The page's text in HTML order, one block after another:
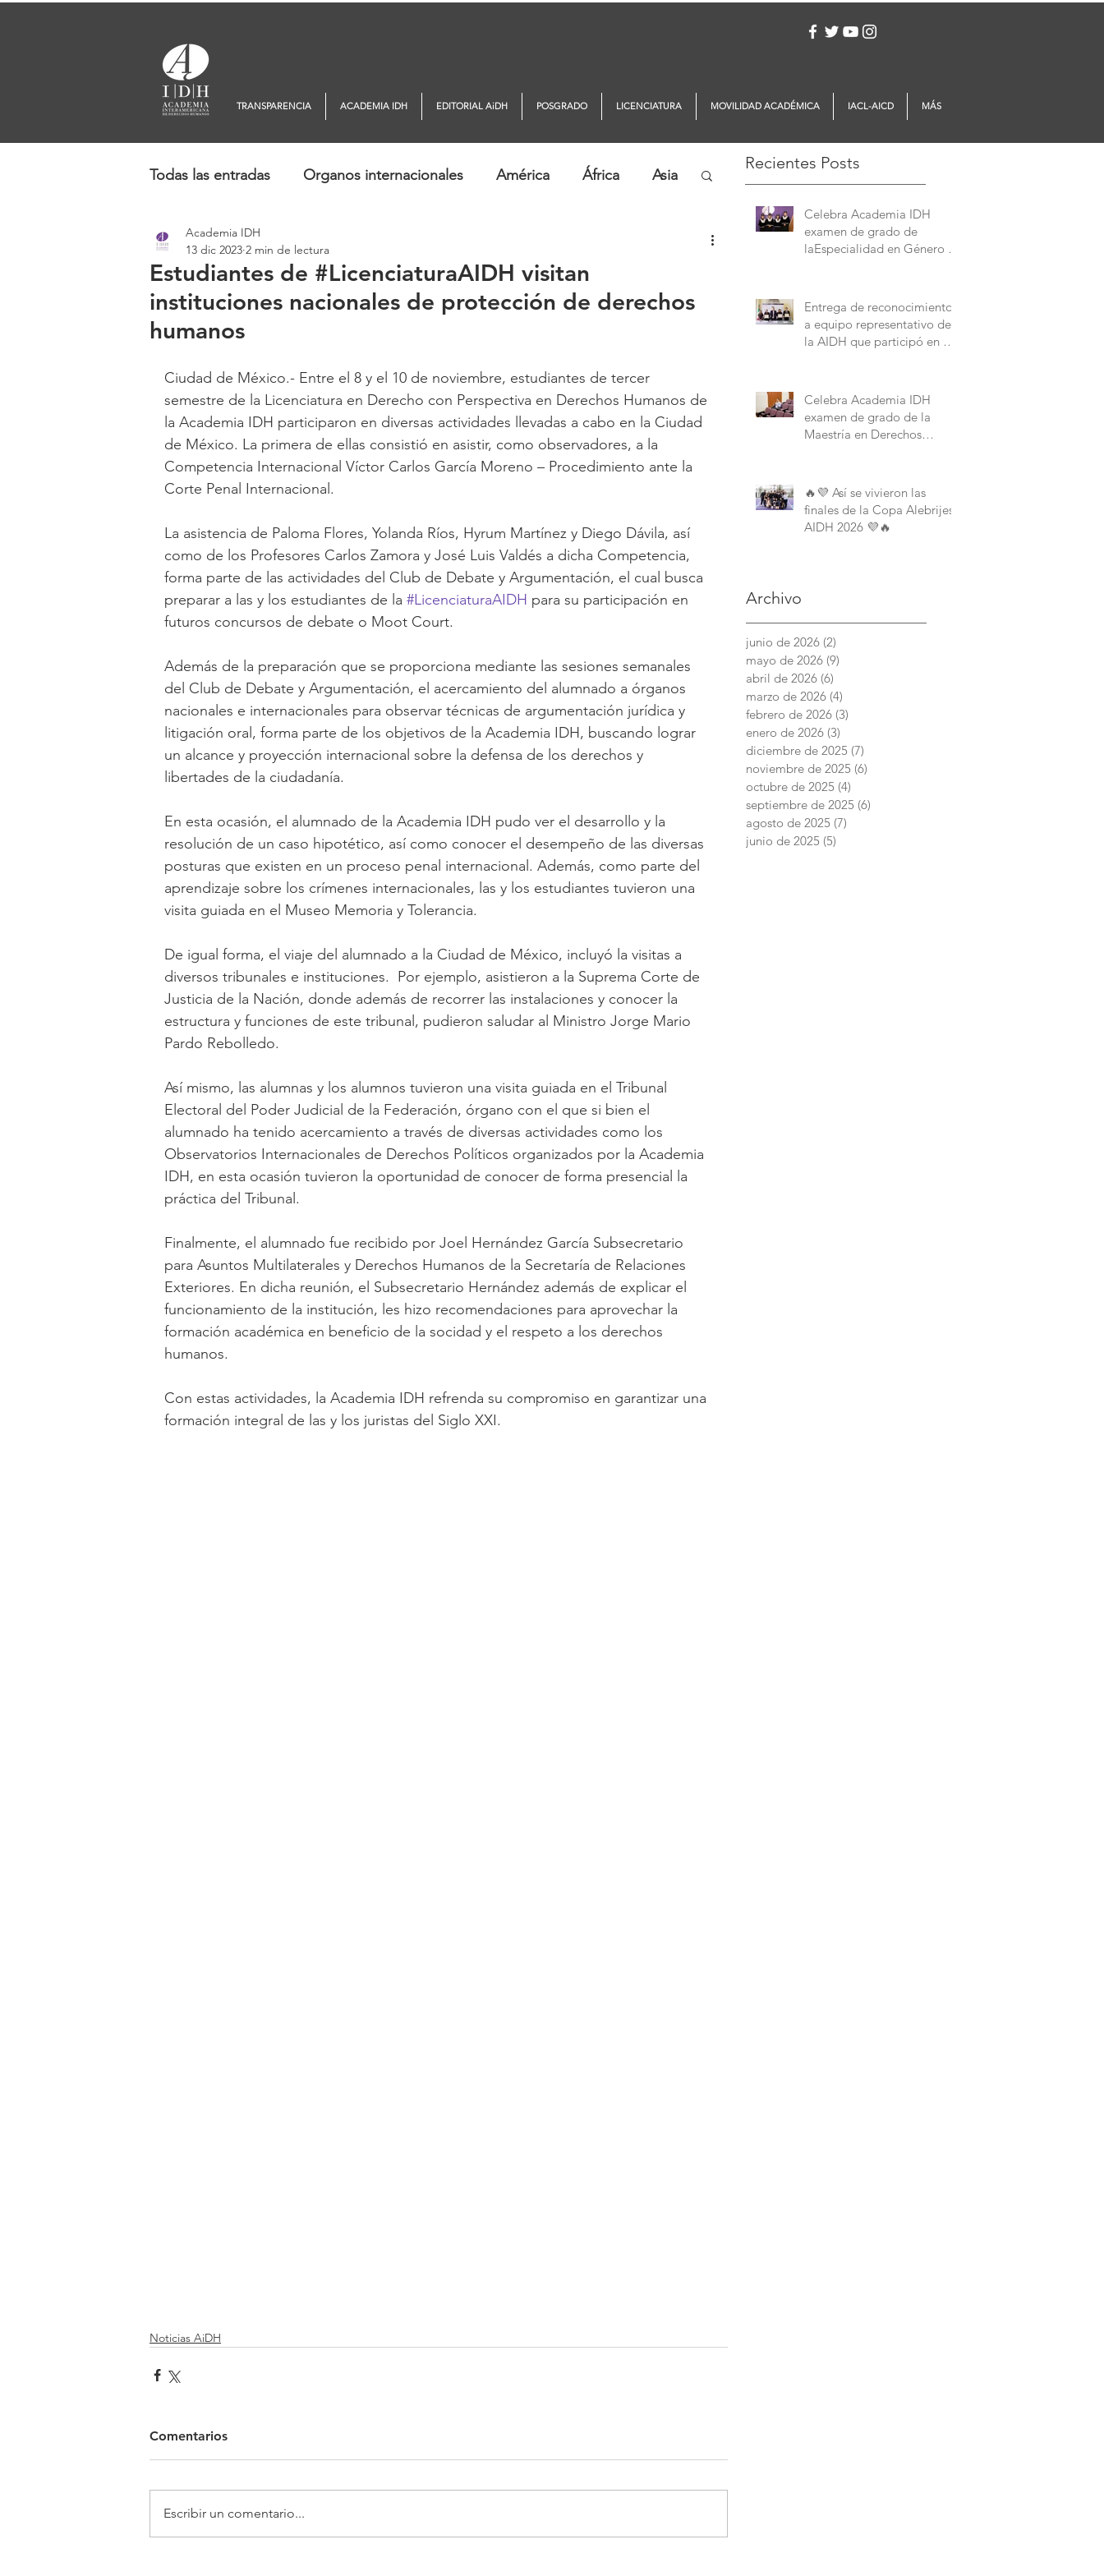
Todas las entradas Organos internacionales América África Asia
Europa Oceanía
Estudiantes de #LicenciaturaAIDH visitan
instituciones nacionales de protección de derechos
humanos
Academia IDH
13 dic 2023 2 min de lectura
Ciudad de México.- Entre el 8 y el 10 de noviembre, estudiantes de tercer
semestre de la Licenciatura en Derecho con Perspectiva en Derechos Humanos de
la Academia IDH participaron en diversas actividades llevadas a cabo en la Ciudad
de México. La primera de ellas consistió en asistir, como observadores, a la
Competencia Internacional Víctor Carlos García Moreno – Procedimiento ante la
Corte Penal Internacional.
La asistencia de Paloma Flores, Yolanda Ríos, Hyrum Martínez y Diego Dávila, así
como de los Profesores Carlos Zamora y José Luis Valdés a dicha Competencia,
forma parte de las actividades del Club de Debate y Argumentación, el cual busca
preparar a las y los estudiantes de la #LicenciaturaAIDH para su participación en
futuros concursos de debate o Moot Court.
Además de la preparación que se proporciona mediante las sesiones semanales
del Club de Debate y Argumentación, el acercamiento del alumnado a órganos
nacionales e internacionales para observar técnicas de argumentación jurídica y
litigación oral, forma parte de los objetivos de la Academia IDH, buscando lograr
un alcance y proyección internacional sobre la defensa de los derechos y
libertades de la ciudadanía.
En esta ocasión, el alumnado de la Academia IDH pudo ver el desarrollo y la
resolución de un caso hipotético, así como conocer el desempeño de las diversas
posturas que existen en un proceso penal internacional. Además, como parte del
aprendizaje sobre los crímenes internacionales, las y los estudiantes tuvieron una
visita guiada en el Museo Memoria y Tolerancia.
De igual forma, el viaje del alumnado a la Ciudad de México, incluyó la visitas a
diversos tribunales e instituciones.  Por ejemplo, asistieron a la Suprema Corte de
Justicia de la Nación, donde además de recorrer las instalaciones y conocer la
estructura y funciones de este tribunal, pudieron saludar al Ministro Jorge Mario
Pardo Rebolledo.
Así mismo, las alumnas y los alumnos tuvieron una visita guiada en el Tribunal
Electoral del Poder Judicial de la Federación, órgano con el que si bien el
alumnado ha tenido acercamiento a través de diversas actividades como los
Observatorios Internacionales de Derechos Políticos organizados por la Academia
IDH, en esta ocasión tuvieron la oportunidad de conocer de forma presencial la
práctica del Tribunal.
Finalmente, el alumnado fue recibido por Joel Hernández García Subsecretario
para Asuntos Multilaterales y Derechos Humanos de la Secretaría de Relaciones
Exteriores. En dicha reunión, el Subsecretario Hernández además de explicar el
funcionamiento de la institución, les hizo recomendaciones para aprovechar la
formación académica en beneficio de la socidad y el respeto a los derechos
humanos.
Con estas actividades, la Academia IDH refrenda su compromiso en garantizar una
formación integral de las y los juristas del Siglo XXI.
Noticias AiDH
Comentarios
Escribir un comentario...
Recientes Posts
Celebra Academia IDH
examen de grado de
laEspecialidad en Género y
Entrega de reconocimientos
a equipo representativo de
la AIDH que participó en el
American University.
Celebra Academia IDH
examen de grado de la
Maestría en Derechos
🔥💜 Así se vivieron las
finales de la Copa Alebrijes
AIDH 2026 💜🔥
Archivo
junio de 2026 (2)
mayo de 2026 (9)
abril de 2026 (6)
marzo de 2026 (4)
febrero de 2026 (3)
enero de 2026 (3)
diciembre de 2025 (7)
noviembre de 2025 (6)
octubre de 2025 (4)
septiembre de 2025 (6)
agosto de 2025 (7)
junio de 2025 (5)
TRANSPARENCIA ACADEMIA IDH EDITORIAL AiDH POSGRADO LICENCIATURA MOVILIDAD ACADÉMICA IACL-AICD MÁS